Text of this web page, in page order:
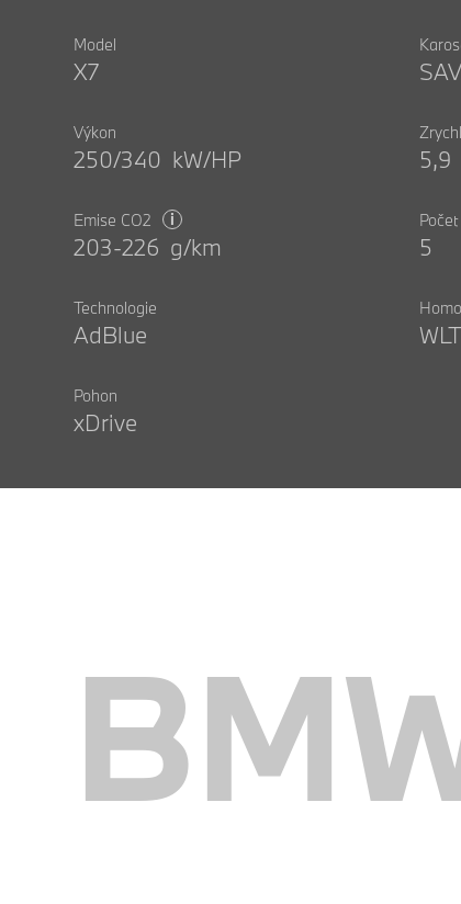
Model
X7
Výkon
250/340 kW/HP 5,9
Emise CO2 i
203-226 g/km 5
Technologie
AdBlue
Pohon
xDrive